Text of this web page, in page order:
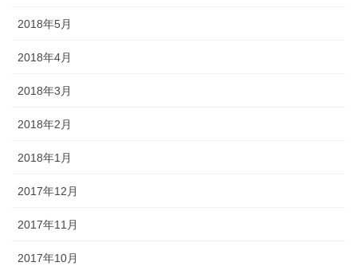
2018年5月
2018年4月
2018年3月
2018年2月
2018年1月
2017年12月
2017年11月
2017年10月